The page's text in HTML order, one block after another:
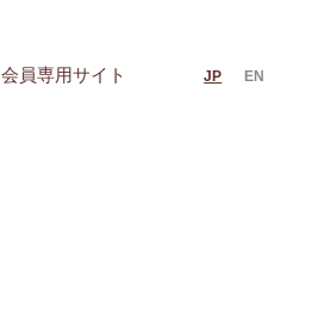
会員専用サイト JP EN